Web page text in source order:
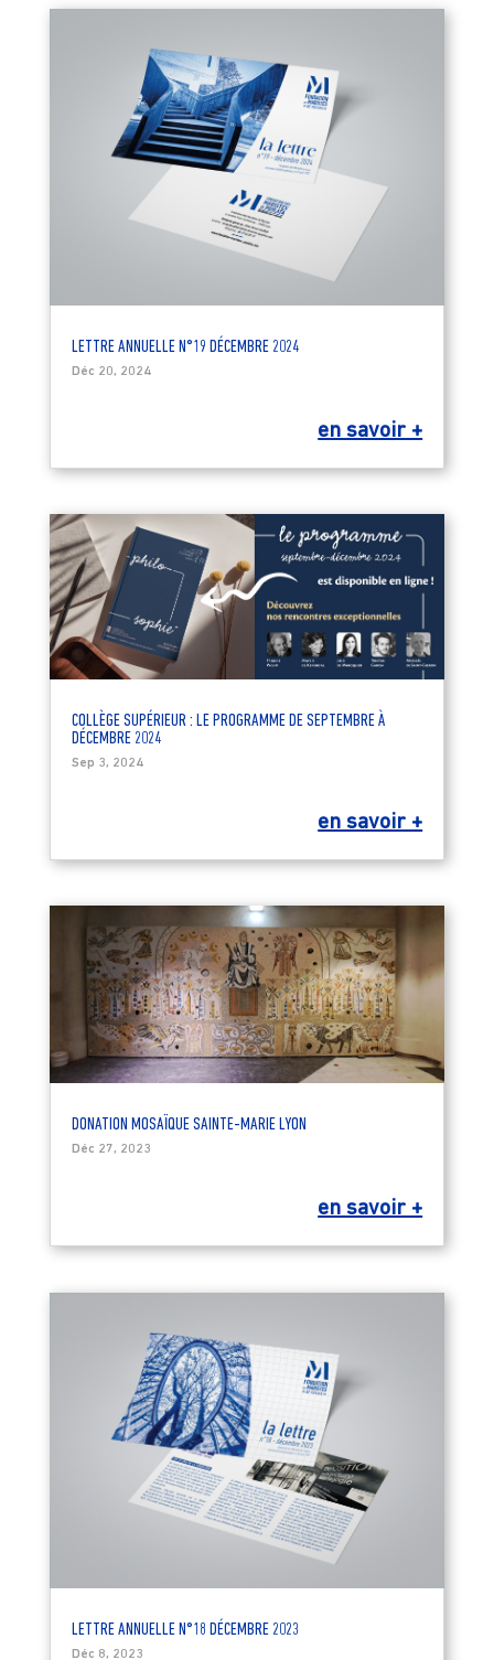
LETTRE ANNUELLE N°19 DÉCEMBRE 2024
Déc 20, 2024
en savoir +
COLLÈGE SUPÉRIEUR : LE PROGRAMME DE SEPTEMBRE À
DÉCEMBRE 2024
Sep 3, 2024
en savoir +
DONATION MOSAÏQUE SAINTE-MARIE LYON
Déc 27, 2023
en savoir +
LETTRE ANNUELLE N°18 DÉCEMBRE 2023
Déc 8, 2023